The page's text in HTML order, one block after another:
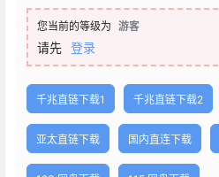
您当前的等级为 游客
请先 登录
千兆直链下载1 千兆直链下载2
亚太直链下载 国内直连下载